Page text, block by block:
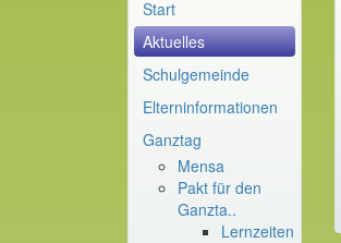
Start
Aktuelles
Schulgemeinde
Elterninformationen
Ganztag
Mensa
Pakt für den
Ganzta..
Lernzeiten